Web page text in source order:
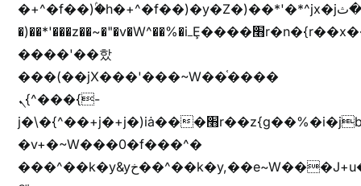
�+^�f��)ۢ�h�+^�f��)�y�Z�)��*'�*^jx�jب�ثy�b�y^~֧�f���ܢZ+jx�jب��^y�7jx�jب�ץk-
�)��*'���z��~�"�v�W^��%�iߺȨ����׫r�n�{r��x�����xjX��ǥ}
����'��핬
���(��jX���'���~W��֫����
ܢ{^���{-
j�\�{^��+j�+j�)iȧ���׫r��z{g��%�i�jb�X��֫��lzW�yz�+��b�y����a�ר�j�W���e�+"n)b�)�v+��+"n)b�)Z���ț�X���brL���ek)�f��؜�'%j�"vܩzg����ܩzɚ�W�{+�
�v+�~W���0�f���^�
���^��k�y&yخ��^��k�y,��e~W���J+u��yخ�J+u�